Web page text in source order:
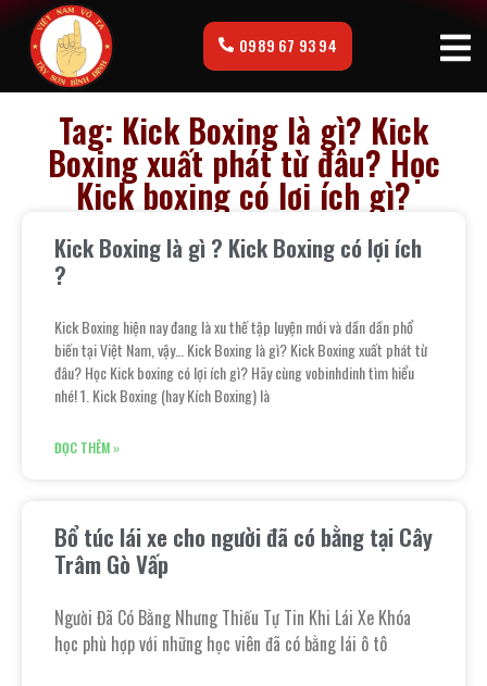
0989 67 93 94
Tag: Kick Boxing là gì? Kick
Boxing xuất phát từ đâu? Học
Kick boxing có lợi ích gì?
Kick Boxing là gì ? Kick Boxing có lợi ích
?
Kick Boxing hiện nay đang là xu thế tập luyện mới và dần dần phổ
biến tại Việt Nam, vậy… Kick Boxing là gì? Kick Boxing xuất phát từ
đâu? Học Kick boxing có lợi ích gì? Hãy cùng vobinhdinh tìm hiểu
nhé! 1. Kick Boxing (hay Kích Boxing) là
ĐỌC THÊM »
Bổ túc lái xe cho người đã có bằng tại Cây
Trâm Gò Vấp
Người Đã Có Bằng Nhưng Thiếu Tự Tin Khi Lái Xe Khóa
học phù hợp với những học viên đã có bằng lái ô tô